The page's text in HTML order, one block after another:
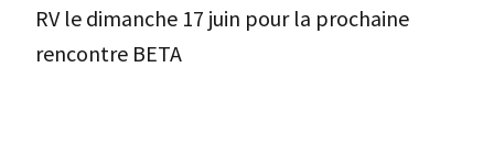
RV le dimanche 17 juin pour la prochaine
rencontre BETA